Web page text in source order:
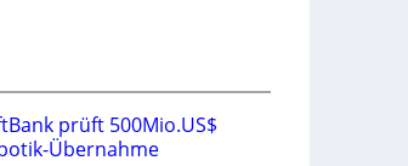
prüft 500Mio.US$
Übernahme